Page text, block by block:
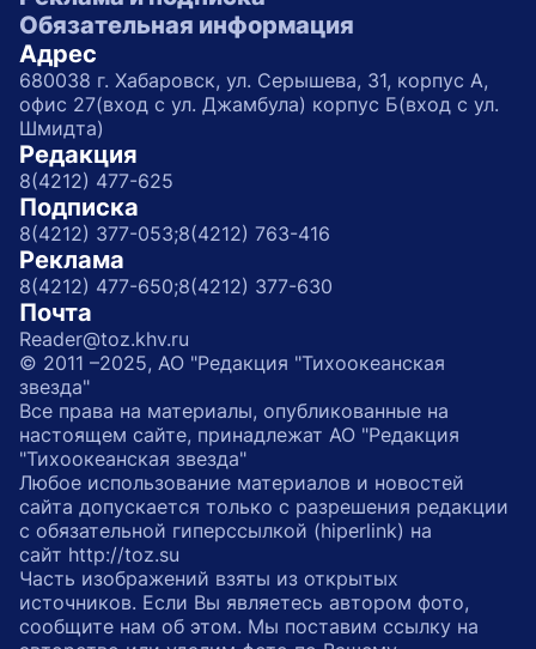
Обязательная информация
Адрес
680038 г. Хабаровск, ул. Серышева, 31, корпус А,
офис 27(вход с ул. Джамбула) корпус Б(вход с ул.
Шмидта)
Редакция
8(4212) 477-625
Подписка
8(4212) 377-053;8(4212) 763-416
Реклама
8(4212) 477-650;8(4212) 377-630
Почта
Reader@toz.khv.ru
© 2011 –2025, АО "Редакция "Тихоокеанская
звезда"
Все права на материалы, опубликованные на
настоящем сайте, принадлежат АО "Редакция
"Тихоокеанская звезда"
Любое использование материалов и новостей
сайта допускается только с разрешения редакции
с обязательной гиперссылкой (hiperlink) на
сайт http://toz.su
Часть изображений взяты из открытых
источников. Если Вы являетесь автором фото,
сообщите нам об этом. Мы поставим ссылку на